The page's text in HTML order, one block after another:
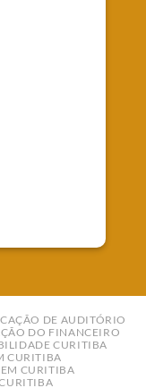
DE AUDITÓRIO
DO FINANCEIRO
CURITIBA
CURITIBA
CURITIBA